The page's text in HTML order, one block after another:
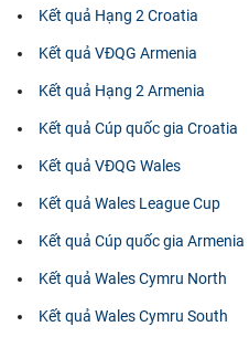
Kết quả Hạng 2 Croatia
Kết quả VĐQG Armenia
Kết quả Hạng 2 Armenia
Kết quả Cúp quốc gia Croatia
Kết quả VĐQG Wales
Kết quả Wales League Cup
Kết quả Cúp quốc gia Armenia
Kết quả Wales Cymru North
Kết quả Wales Cymru South